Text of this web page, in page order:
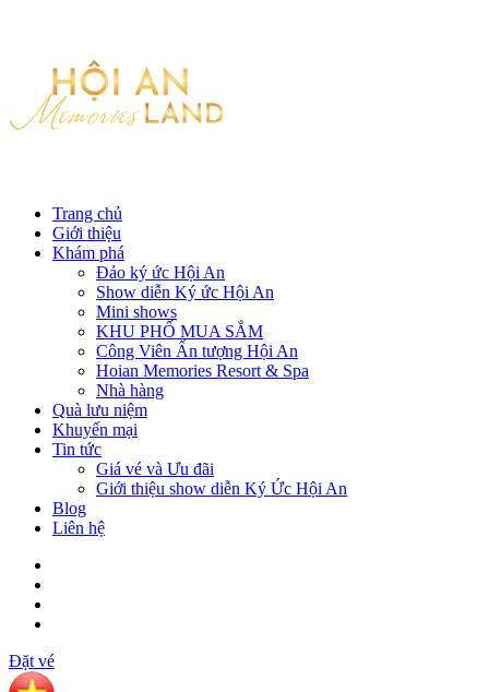
Trang chủ
Giới thiệu
Khám phá
Đảo ký ức Hội An
Show diễn Ký ức Hội An
Mini shows
KHU PHỐ MUA SẮM
Công Viên Ấn tượng Hội An
Hoian Memories Resort & Spa
Nhà hàng
Quà lưu niệm
Khuyến mại
Tin tức
Giá vé và Ưu đãi
Giới thiệu show diễn Ký Ức Hội An
Blog
Liên hệ
Đặt vé